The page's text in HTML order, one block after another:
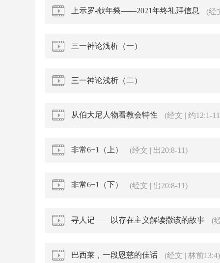
上示罗-献年祭——2021年终礼拜信息 (经
三一神论浅析（一）
三一神论浅析（二）
从伯大尼人物看教会特性 (经文 | 约12:1-
非常6+1（上） (经文 | 出20:8-11)
非常6+1（下） (经文 | 出20:8-11)
寻人记——以存在主义解读撒该的故事 (
巴西莱，一段恩慈的佳话 (经文 | 林前13:4)